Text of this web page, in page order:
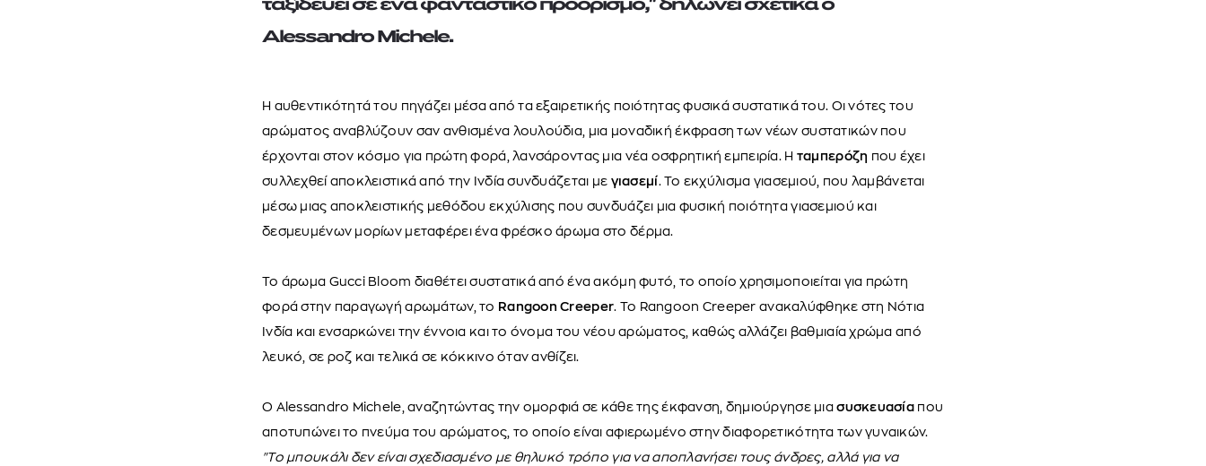
ταξιδεύει σε ένα φανταστικό προορισμό," δηλώνει σχετικά ο
Alessandro Michele.
Η αυθεντικότητά του πηγάζει μέσα από τα εξαιρετικής ποιότητας φυσικά συστατικά του. Οι νότες του
αρώματος αναβλύζουν σαν ανθισμένα λουλούδια, μια μοναδική έκφραση των νέων συστατικών που
έρχονται στον κόσμο για πρώτη φορά, λανσάροντας μια νέα οσφρητική εμπειρία. Η ταμπερόζη που έχει
συλλεχθεί αποκλειστικά από την Ινδία συνδυάζεται με γιασεμί. Το εκχύλισμα γιασεμιού, που λαμβάνεται
μέσω μιας αποκλειστικής μεθόδου εκχύλισης που συνδυάζει μια φυσική ποιότητα γιασεμιού και
δεσμευμένων μορίων μεταφέρει ένα φρέσκο άρωμα στο δέρμα.
Το άρωμα Gucci Bloom διαθέτει συστατικά από ένα ακόμη φυτό, το οποίο χρησιμοποιείται για πρώτη
φορά στην παραγωγή αρωμάτων, το Rangoon Creeper. Το Rangoon Creeper ανακαλύφθηκε στη Νότια
Ινδία και ενσαρκώνει την έννοια και το όνομα του νέου αρώματος, καθώς αλλάζει βαθμιαία χρώμα από
λευκό, σε ροζ και τελικά σε κόκκινο όταν ανθίζει.
Ο Alessandro Michele, αναζητώντας την ομορφιά σε κάθε της έκφανση, δημιούργησε μιασυσκευασία που
αποτυπώνει το πνεύμα του αρώματος, το οποίο είναι αφιερωμένο στην διαφορετικότητα των γυναικών.
"Το μπουκάλι δεν είναι σχεδιασμένο με θηλυκό τρόπο για να αποπλανήσει τους άνδρες, αλλά για να